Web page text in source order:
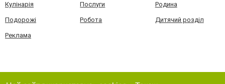
Кулінарія Послуги Родина
Подорожі Робота Дитячий розділ
Реклама